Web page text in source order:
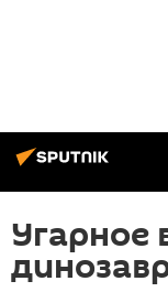
Угарное